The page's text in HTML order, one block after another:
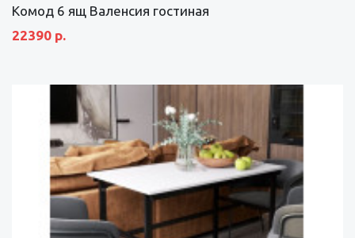
Комод 6 ящ Валенсия гостиная
22390 р.